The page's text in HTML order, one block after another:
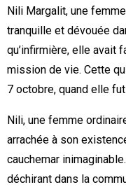
Nili Margalit, une
tranquille et dévouée
qu’infirmière, elle avait
mission de vie. Cette
7 octobre, quand elle
Nili, une femme
arrachée à son
cauchemar
déchirant dans la